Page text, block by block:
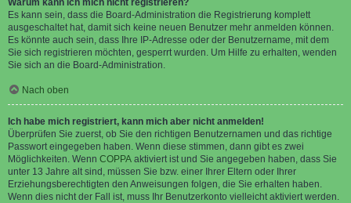
Warum kann ich mich nicht registrieren?
Es kann sein, dass die Board-Administration die Registrierung komplett
ausgeschaltet hat, damit sich keine neuen Benutzer mehr anmelden können.
Es könnte auch sein, dass Ihre IP-Adresse oder der Benutzername, mit dem
Sie sich registrieren möchten, gesperrt wurden. Um Hilfe zu erhalten, wenden
Sie sich an die Board-Administration.
Nach oben
Ich habe mich registriert, kann mich aber nicht anmelden!
Überprüfen Sie zuerst, ob Sie den richtigen Benutzernamen und das richtige
Passwort eingegeben haben. Wenn diese stimmen, dann gibt es zwei
Möglichkeiten. Wenn COPPA aktiviert ist und Sie angegeben haben, dass Sie
unter 13 Jahre alt sind, müssen Sie bzw. einer Ihrer Eltern oder Ihrer
Erziehungsberechtigten den Anweisungen folgen, die Sie erhalten haben.
Wenn dies nicht der Fall ist, muss Ihr Benutzerkonto vielleicht aktiviert werden.